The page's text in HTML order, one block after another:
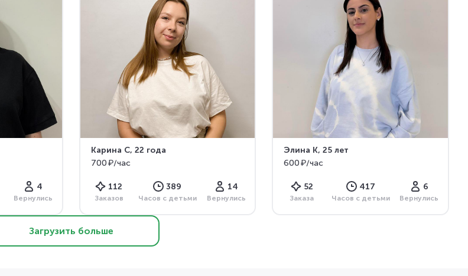
4
Вернулись
Карина С, 22 года
700 ₽/час
112
Заказов
389
Часов с детьми
14
Вернулись
Элина К, 25 лет
600 ₽/час
52
Заказа
417
Часов с детьми
6
Вернулись
Загрузить больше